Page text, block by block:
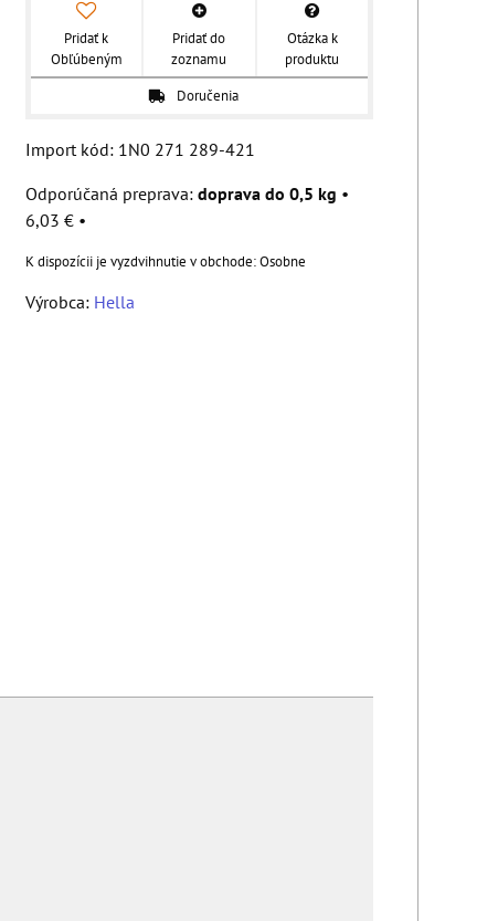
Pridať k
Obľúbeným
Pridať do
zoznamu
Otázka k
produktu
Doručenia
Import kód: 1N0 271 289-421
doprava do 0,5 kg •
6,03 € •
Osobne
Výrobca: Hella